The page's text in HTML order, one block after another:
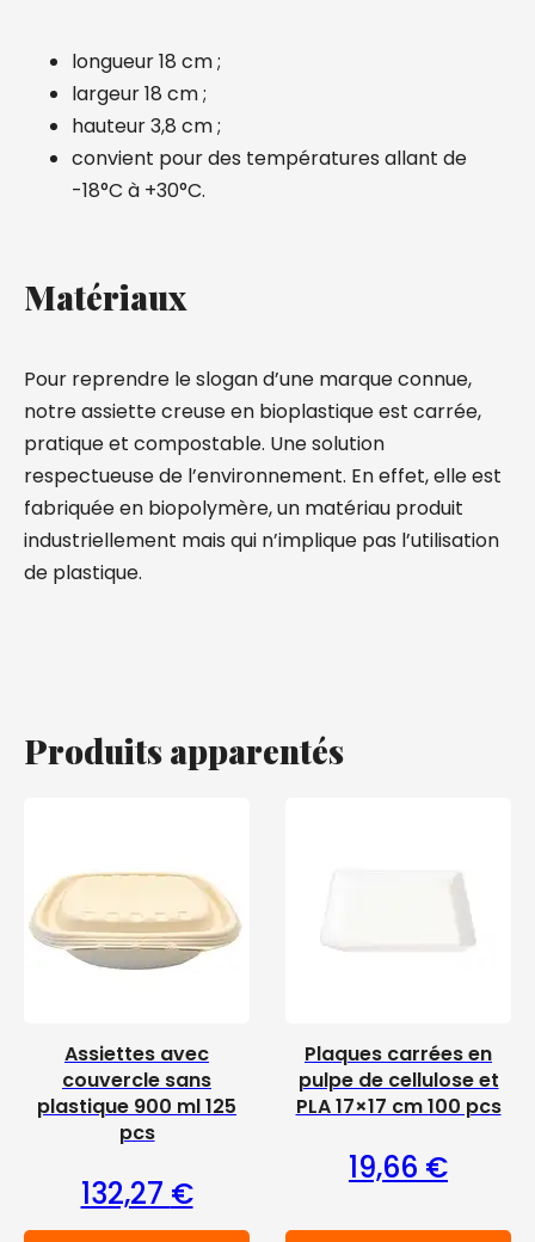
longueur 18 cm ;
largeur 18 cm ;
hauteur 3,8 cm ;
convient pour des températures allant de
-18°C à +30°C.
Matériaux
Pour reprendre le slogan d’une marque connue,
notre assiette creuse en bioplastique est carrée,
pratique et compostable. Une solution
respectueuse de l’environnement. En effet, elle est
fabriquée en biopolymère, un matériau produit
industriellement mais qui n’implique pas l’utilisation
de plastique.
Produits apparentés
Assiettes avec
couvercle sans
plastique 900 ml 125
pcs
132,27 €
Plaques carrées en
pulpe de cellulose et
PLA 17×17 cm 100 pcs
19,66 €